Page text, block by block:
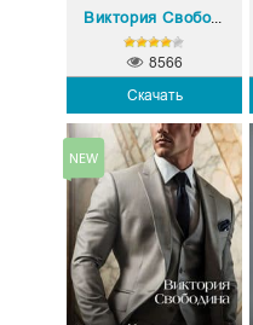
Виктория Свободина
Скачать
8566